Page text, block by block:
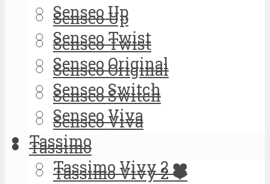
Senseo Up
Senseo Twist
Senseo Original
Senseo Switch
Senseo Viva
Tassimo
Tassimo Vivy 2 ❤️
Senseo Up
Senseo Twist
Senseo Original
Senseo Switch
Senseo Viva
Tassimo
Tassimo Vivy 2 ❤️